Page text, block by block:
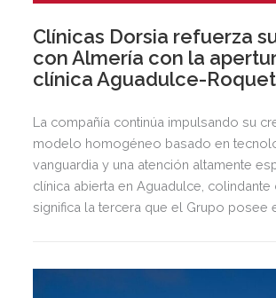
Clínicas Dorsia refuerza
con Almería con la
clínica Aguadulce-
La compañía continúa impulsando su
modelo homogéneo basado en
vanguardia y una atención altamente
clínica abierta en Aguadulce, colindante
significa la tercera que el Grupo posee